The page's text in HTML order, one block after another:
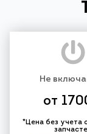
Не
от
*Цена без учета